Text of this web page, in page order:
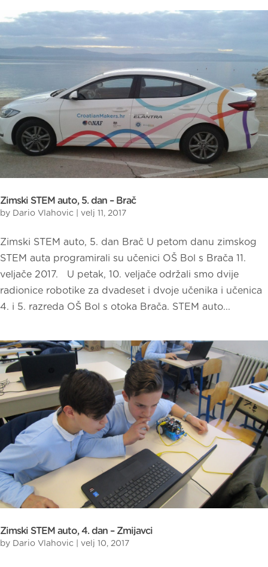
Zimski STEM auto, 5. dan – Brač
by Dario Vlahovic velj 11, 2017
Zimski STEM auto, 5. dan Brač U petom danu zimskog
STEM auta programirali su učenici OŠ Bol s Brača 11.
veljače 2017. U petak, 10. veljače održali smo dvije
radionice robotike za dvadeset i dvoje učenika i učenica
4. i 5. razreda OŠ Bol s otoka Brača. STEM auto...
Zimski STEM auto, 4. dan – Zmijavci
by Dario Vlahovic velj 10, 2017